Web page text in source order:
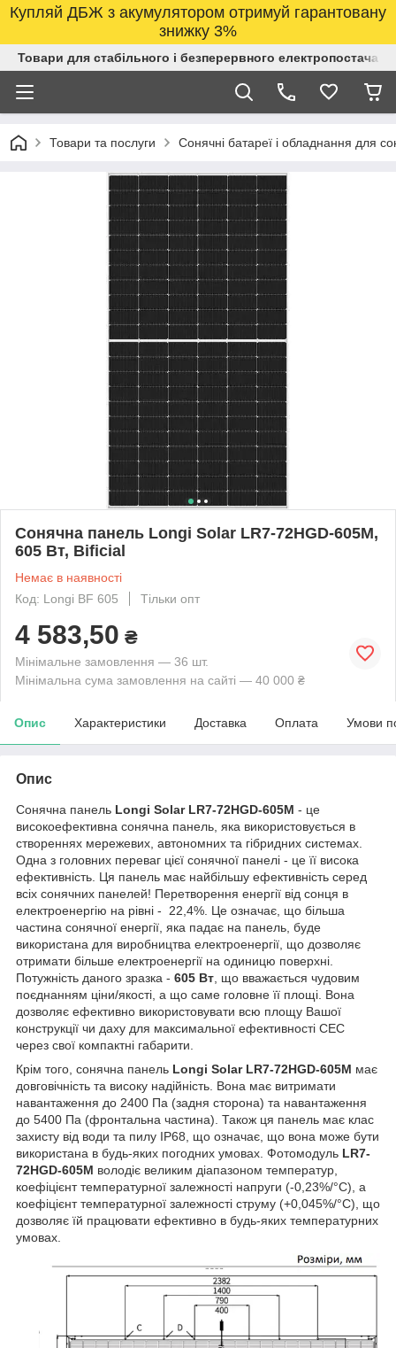
Купляй ДБЖ з акумулятором отримуй гарантовану
знижку 3%
Товари для стабільного і безперервного
Товари та послуги Сонячні батареї і обладнання для
Сонячна панель Longi Solar LR7-72HGD-605M,
605 Вт, Bificial
Немає в наявності
Код: Longi BF 605
Тільки опт
4 583,50 ₴
Мінімальне замовлення — 36 шт.
Мінімальна сума замовлення на сайті — 40 000 ₴
Опис Характеристики Доставка Оплата Умови
Опис
Сонячна панель Longi Solar LR7-72HGD-605M - це
високоефективна сонячна панель, яка використовується в
створеннях мережевих, автономних та гібридних системах.
Одна з головних переваг цієї сонячної панелі - це її висока
ефективність. Ця панель має найбільшу ефективність серед
всіх сонячних панелей! Перетворення енергії від сонця в
електроенергію на рівні - 22,4%. Це означає, що більша
частина сонячної енергії, яка падає на панель, буде
використана для виробництва електроенергії, що дозволяє
отримати більше електроенергії на одиницю поверхні.
Потужність даного зразка - 605 Вт , що вважається чудовим
поєднанням ціни/якості, а що саме головне її площі. Вона
дозволяє ефективно використовувати всю площу Вашої
конструкції чи даху для максимальної ефективності СЕС
через свої компактні габарити.
Крім того, сонячна панель Longi Solar LR7-72HGD-605M має
довговічність та високу надійність. Вона має витримати
навантаження до 2400 Па (задня сторона) та навантаження
до 5400 Па (фронтальна частина). Також ця панель має клас
захисту від води та пилу IP68, що означає, що вона може бути
використана в будь-яких погодних умовах. Фотомодуль LR7-
72HGD-605M володіє великим діапазоном температур,
коефіцієнт температурної залежності напруги (-0,23%/°C), а
коефіцієнт температурної залежності струму (+0,045%/°C), що
дозволяє їй працювати ефективно в будь-яких температурних
умовах.